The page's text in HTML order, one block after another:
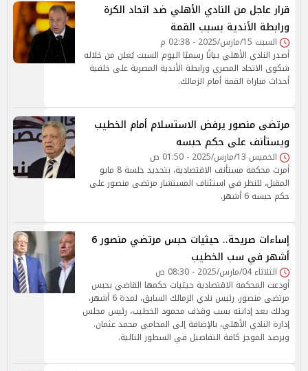
قرار عاجل من النادي الأهلي ضد اتحاد الكرة
ورابطة الأندية بسبب القمة
السبت 15/مارس/2025 - 02:38 م
أصدر النادي الأهلي بيانًا رسميًا اليوم السبت يُعلن من خلاله
شكوى الاتحاد المصري ورابطة الأندية المصرية على خلفية
أحداث مباراة القمة أمام الزمالك.
مرتضى منصور يرفض الاستسلام أمام الخطيب
ويستأنف على حكم حبسه
الخميس 13/مارس/2025 - 01:50 ص
أمرت محكمة مستأنف الاقتصادية، بتحديد جلسة 8 مايو
المقبل، للنظر في استئناف المستشار مرتضى منصور على
حكم حبسه 6 أشهر.
إساءات صريحة.. حيثيات حبس مرتضي منصور 6
أشهر في سب الخطيب
الثلاثاء 04/مارس/2025 - 08:30 ص
أودعت المحكمة الاقتصادية حيثيات حكمها القاضي بحبس
مرتضى منصور، رئيس نادي الزمالك السابق، لمدة 6 أشهر،
وذلك بعد إدانته بسب وقذف محمود الخطيب، رئيس مجلس
إدارة النادي الأهلي، بالإضافة إلى المحامي محمد عثمان.
ويرصد الموجز كافة التفاصيل في السطور التالية.